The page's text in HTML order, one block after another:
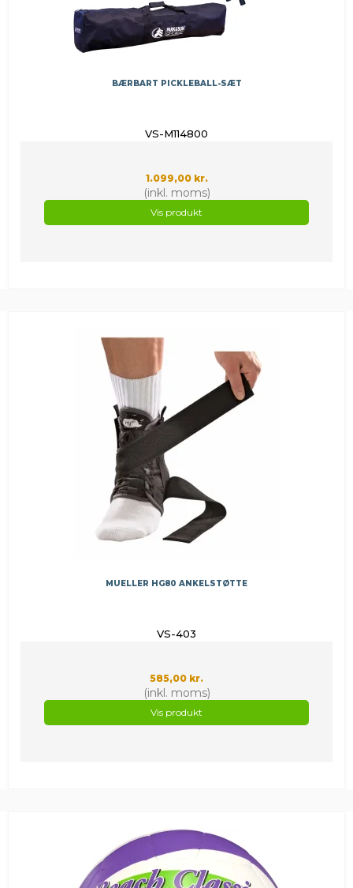
BÆRBART PICKLEBALL-SÆT
VS-M114800
1.099,00 kr.
(inkl. moms)
Vis produkt
MUELLER HG80 ANKELSTØTTE
VS-403
585,00 kr.
(inkl. moms)
Vis produkt